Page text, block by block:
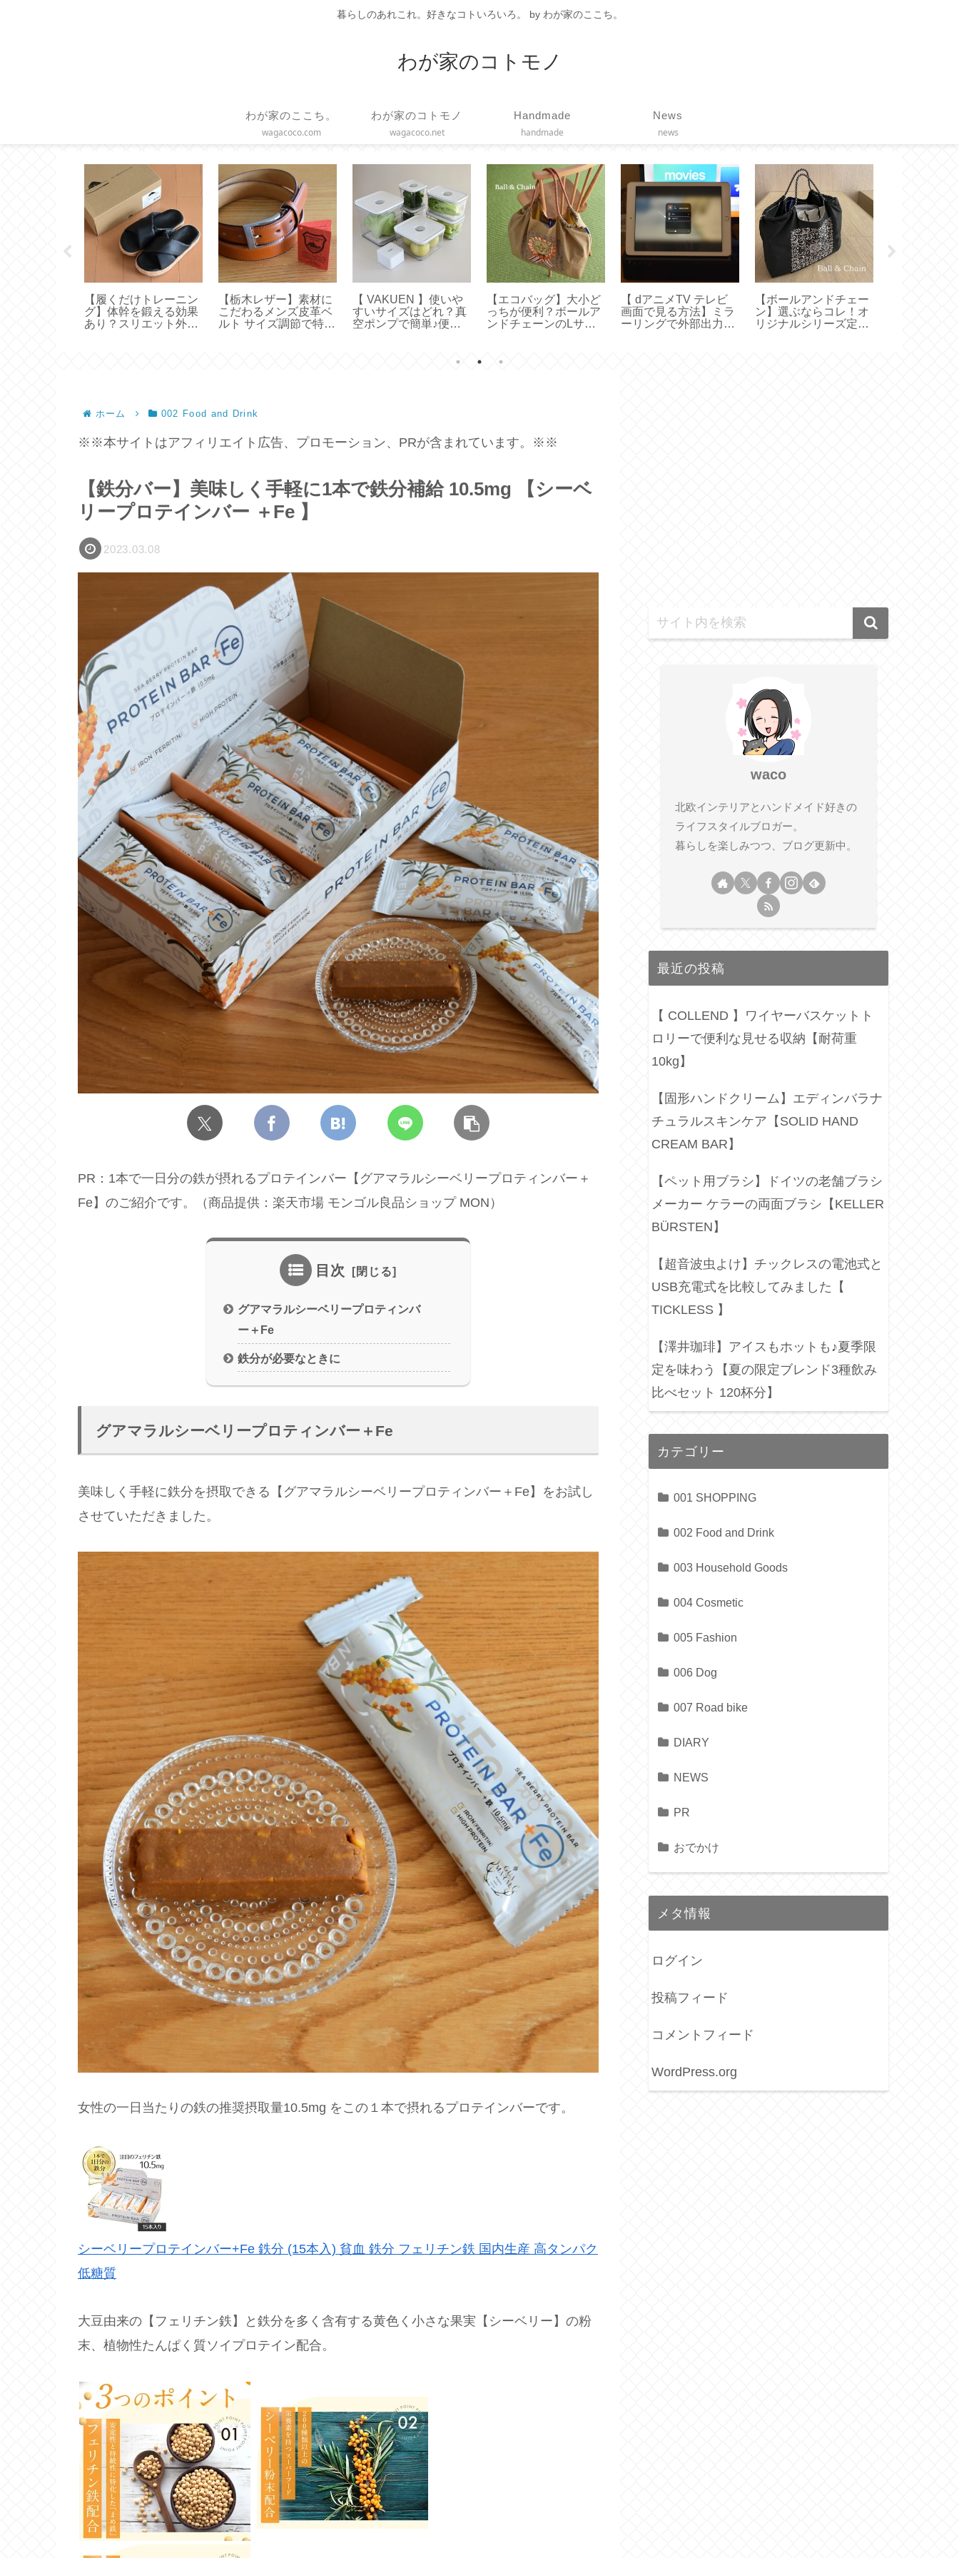
暮らしのあれこれ。好きなコトいろいろ。 by わが家のここち。
わが家のコトモノ
わが家のここち。
wagacoco.com
わが家のコトモノ
wagacoco.net
Handmade
handmade
News
news
【履くだけトレーニン
グ】体幹を鍛える効果
あり？スリエット外履
【栃木レザー】素材に
こだわるメンズ皮革ベ
ルト サイズ調節で特別
【 VAKUEN 】使いや
すいサイズはどれ？真
空ポンプで簡単♪便利
【エコバッグ】大小ど
っちが便利？ボールア
ンドチェーンのLサイ
【 dアニメTV テレビ
画面で見る方法】ミラ
ーリングで外部出力の
【ボールアンドチェー
ン】選ぶならコレ！オ
リジナルシリーズ定番
ホーム 002 Food and Drink
※※本サイトはアフィリエイト広告、プロモーション、PRが含まれています。※※
【鉄分バー】美味しく手軽に1本で鉄分補給 10.5mg 【シーベ
リープロテインバー ＋Fe 】
2023.03.08
PR：1本で一日分の鉄が摂れるプロテインバー【グアマラルシーベリープロティンバー＋
Fe】のご紹介です。（商品提供：楽天市場 モンゴル良品ショップ MON）
目次
グアマラルシーベリープロティンバ
ー＋Fe
鉄分が必要なときに
グアマラルシーベリープロティンバー＋Fe
美味しく手軽に鉄分を摂取できる【グアマラルシーベリープロティンバー＋Fe】をお試し
させていただきました。
女性の一日当たりの鉄の推奨摂取量10.5mg をこの１本で摂れるプロテインバーです。
シーベリープロテインバー+Fe 鉄分 (15本入) 貧血 鉄分 フェリチン鉄 国内生産 高タンパク
低糖質
大豆由来の【フェリチン鉄】と鉄分を多く含有する黄色く小さな果実【シーベリー】の粉
末、植物性たんぱく質ソイプロテイン配合。
waco
北欧インテリアとハンドメイド好きの
ライフスタイルブロガー。
暮らしを楽しみつつ、ブログ更新中。
最近の投稿
【 COLLEND 】ワイヤーバスケットト
ロリーで便利な見せる収納【耐荷重
10kg】
【固形ハンドクリーム】エディンバラナ
チュラルスキンケア【SOLID HAND
CREAM BAR】
【ペット用ブラシ】ドイツの老舗ブラシ
メーカー ケラーの両面ブラシ【KELLER
BÜRSTEN】
【超音波虫よけ】チックレスの電池式と
USB充電式を比較してみました【
TICKLESS 】
【澤井珈琲】アイスもホットも♪夏季限
定を味わう【夏の限定ブレンド3種飲み
比べセット 120杯分】
カテゴリー
001 SHOPPING
002 Food and Drink
003 Household Goods
004 Cosmetic
005 Fashion
006 Dog
007 Road bike
DIARY
NEWS
PR
おでかけ
メタ情報
ログイン
投稿フィード
コメントフィード
WordPress.org